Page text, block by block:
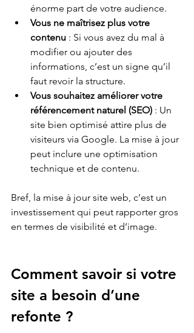
énorme part de votre audience.
Vous ne maîtrisez plus votre
contenu : Si vous avez du mal à
modifier ou ajouter des
informations, c’est un signe qu’il
faut revoir la structure.
Vous souhaitez améliorer votre
référencement naturel (SEO) : Un
site bien optimisé attire plus de
visiteurs via Google. La mise à jour
peut inclure une optimisation
technique et de contenu.
Bref, la mise à jour site web, c’est un
investissement qui peut rapporter gros
en termes de visibilité et d’image.
Comment savoir si votre
site a besoin d’une
refonte ?